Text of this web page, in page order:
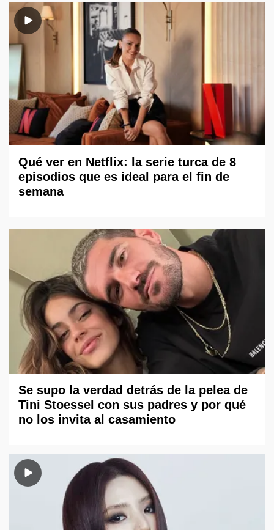
Qué ver en Netflix: la serie turca de 8
episodios que es ideal para el fin de
semana
Se supo la verdad detrás de la pelea de
Tini Stoessel con sus padres y por qué
no los invita al casamiento